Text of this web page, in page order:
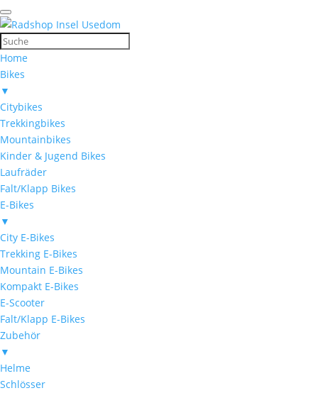
Home
Bikes
▼
Citybikes
Trekkingbikes
Mountainbikes
Kinder & Jugend Bikes
Laufräder
Falt/Klapp Bikes
E-Bikes
▼
City E-Bikes
Trekking E-Bikes
Mountain E-Bikes
Kompakt E-Bikes
E-Scooter
Falt/Klapp E-Bikes
Zubehör
▼
Helme
Schlösser